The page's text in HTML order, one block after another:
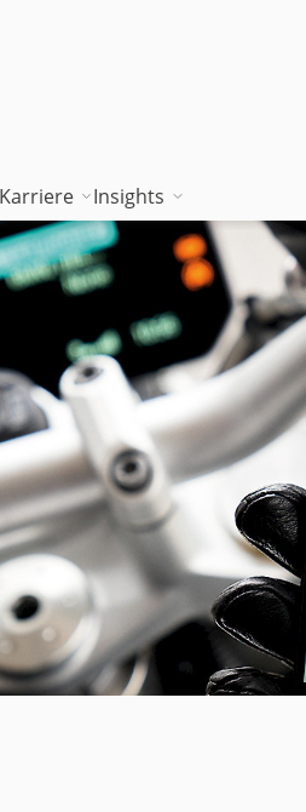
works
Armenien
Karriere
Unsere Wissenskultur
jambitee sein
jambitee werden
Jobs bei jambit
Insights
Blog
Whitepaper Hub
Events